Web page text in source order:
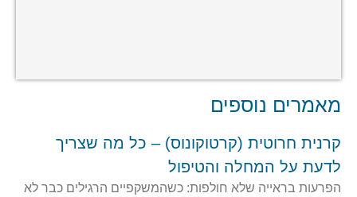
מאמרים נוספים
קרנית חרוטית (קרטוקונוס) – כל מה שצריך
לדעת על המחלה והטיפול
הפרעות בראייה שלא חולפות: כשהמשקפיים הרגילים כבר לא